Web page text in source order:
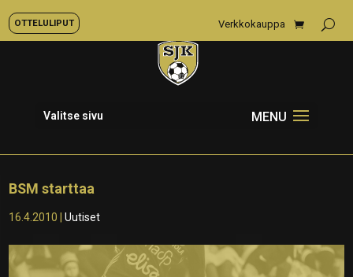
OTTELULIPUT Verkkokauppa
Valitse sivu
BSM starttaa
16.4.2010 |Uutiset